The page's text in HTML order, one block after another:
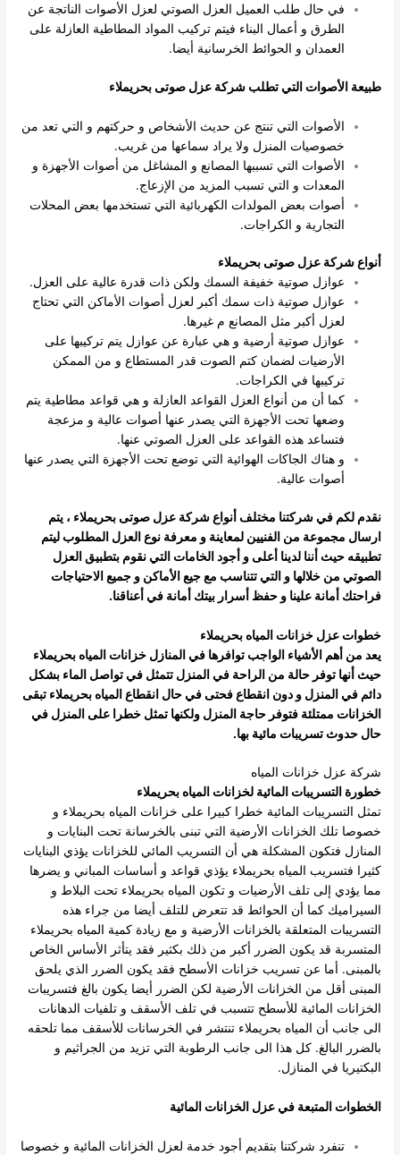
في حال طلب العميل العزل الصوتي لعزل الأصوات الناتجة عن
الطرق و أعمال البناء فيتم تركيب المواد المطاطية العازلة على
العمدان و الحوائط الخرسانية أيضا.
طبيعة الأصوات التي تطلب شركة عزل صوتى بحريملاء
الأصوات التي تنتج عن حديث الأشخاص و حركتهم و التي تعد من
خصوصيات المنزل ولا يراد سماعها من غريب.
الأصوات التي تسببها المصانع و المشاغل من أصوات الأجهزة و
المعدات و التي تسبب المزيد من الإزعاج.
أصوات بعض المولدات الكهربائية التي تستخدمها بعض المحلات
التجارية و الكراجات.
أنواع شركة عزل صوتى بحريملاء
عوازل صوتية خفيفة السمك ولكن ذات قدرة عالية على العزل.
عوازل صوتية ذات سمك أكبر لعزل أصوات الأماكن التي تحتاج
لعزل أكبر مثل المصانع م غيرها.
عوازل صوتية أرضية و هي عبارة عن عوازل يتم تركيبها على
الأرضيات لضمان كتم الصوت قدر المستطاع و من الممكن
تركيبها في الكراجات.
كما أن من أنواع العزل القواعد العازلة و هي قواعد مطاطية يتم
وضعها تحت الأجهزة التي يصدر عنها أصوات عالية و مزعجة
فتساعد هذه القواعد على العزل الصوتي عنها.
و هناك الجاكات الهوائية التي توضع تحت الأجهزة التي يصدر عنها
أصوات عالية.
نقدم لكم في شركتنا مختلف أنواع شركة عزل صوتى بحريملاء ، يتم
ارسال مجموعة من الفنيين لمعاينة و معرفة نوع العزل المطلوب ليتم
تطبيقه حيث أننا لدينا أعلى و أجود الخامات التي نقوم بتطبيق العزل
الصوتي من خلالها و التي تتناسب مع جيع الأماكن و جميع الاحتياجات
فراحتك أمانة علينا و حفظ أسرار بيتك أمانة في أعناقنا.
خطوات عزل خزانات المياه بحريملاء
يعد من أهم الأشياء الواجب توافرها في المنازل خزانات المياه بحريملاء
حيث أنها توفر حالة من الراحة في المنزل تتمثل في تواصل الماء بشكل
دائم في المنزل و دون انقطاع فحتى في حال انقطاع المياه بحريملاء تبقى
الخزانات ممتلئة فتوفر حاجة المنزل ولكنها تمثل خطرا على المنزل في
حال حدوث تسريبات مائية بها.
شركة عزل خزانات المياه
خطورة التسريبات المائية لخزانات المياه بحريملاء
تمثل التسريبات المائية خطرا كبيرا على خزانات المياه بحريملاء و
خصوصا تلك الخزانات الأرضية التي تبنى بالخرسانة تحت البنايات و
المنازل فتكون المشكلة هي أن التسريب المائي للخزانات يؤذي البنايات
كثيرا فتسريب المياه بحريملاء يؤذي قواعد و أساسات المباني و يضرها
مما يؤدي إلى تلف الأرضيات و تكون المياه بحريملاء تحت البلاط و
السيراميك كما أن الحوائط قد تتعرض للتلف أيضا من جراء هذه
التسريبات المتعلقة بالخزانات الأرضية و مع زيادة كمية المياه بحريملاء
المتسربة قد يكون الضرر أكبر من ذلك بكثير فقد يتأثر الأساس الخاص
بالمبنى. أما عن تسريب خزانات الأسطح فقد يكون الضرر الذي يلحق
المبنى أقل من الخزانات الأرضية لكن الضرر أيضا يكون بالغ فتسريبات
الخزانات المائية للأسطح تتسبب في تلف الأسقف و تلفيات الدهانات
الى جانب أن المياه بحريملاء تنتشر في الخرسانات للأسقف مما تلحقه
بالضرر البالغ. كل هذا الى جانب الرطوبة التي تزيد من الجراثيم و
البكتيريا في المنازل.
الخطوات المتبعة في عزل الخزانات المائية
تنفرد شركتنا بتقديم أجود خدمة لعزل الخزانات المائية و خصوصا